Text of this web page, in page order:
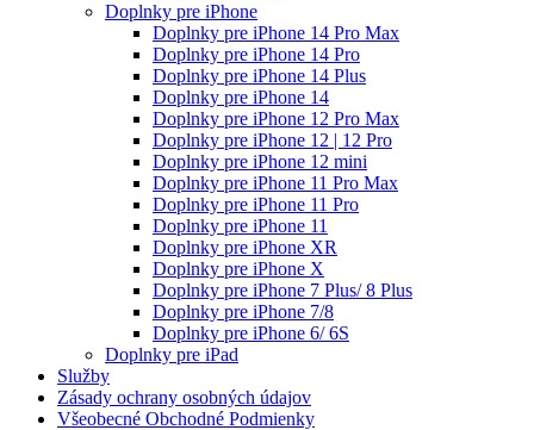
Doplnky pre iPhone
Doplnky pre iPhone 14 Pro Max
Doplnky pre iPhone 14 Pro
Doplnky pre iPhone 14 Plus
Doplnky pre iPhone 14
Doplnky pre iPhone 12 Pro Max
Doplnky pre iPhone 12 | 12 Pro
Doplnky pre iPhone 12 mini
Doplnky pre iPhone 11 Pro Max
Doplnky pre iPhone 11 Pro
Doplnky pre iPhone 11
Doplnky pre iPhone XR
Doplnky pre iPhone X
Doplnky pre iPhone 7 Plus/ 8 Plus
Doplnky pre iPhone 7/8
Doplnky pre iPhone 6/ 6S
Doplnky pre iPad
Služby
Zásady ochrany osobných údajov
Všeobecné Obchodné Podmienky